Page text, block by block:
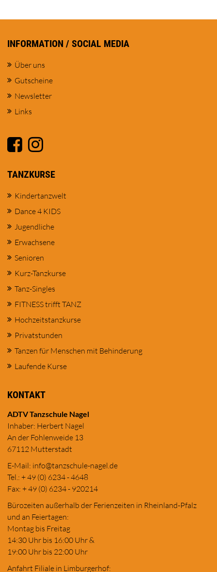
INFORMATION / SOCIAL MEDIA
Über uns
Gutscheine
Newsletter
Links
TANZKURSE
Kindertanzwelt
Dance 4 KIDS
Jugendliche
Erwachsene
Senioren
Kurz-Tanzkurse
Tanz-Singles
FITNESS trifft TANZ
Hochzeitstanzkurse
Privatstunden
Tanzen für Menschen mit Behinderung
Laufende Kurse
KONTAKT
ADTV Tanzschule Nagel
Inhaber: Herbert Nagel
An der Fohlenweide 13
67112 Mutterstadt
E-Mail: info@tanzschule-nagel.de
Tel.: + 49 (0) 6234 - 4648
Fax: + 49 (0) 6234 - 920214
Bürozeiten außerhalb der Ferienzeiten in Rheinland-Pfalz
und an Feiertagen:
Montag bis Freitag
14:30 Uhr bis 16:00 Uhr &
19:00 Uhr bis 22:00 Uhr
Anfahrt Filiale in Limburgerhof: